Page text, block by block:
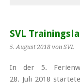
SVL
5. August 2018 von SVL
In der 5.
28. Juli 2018